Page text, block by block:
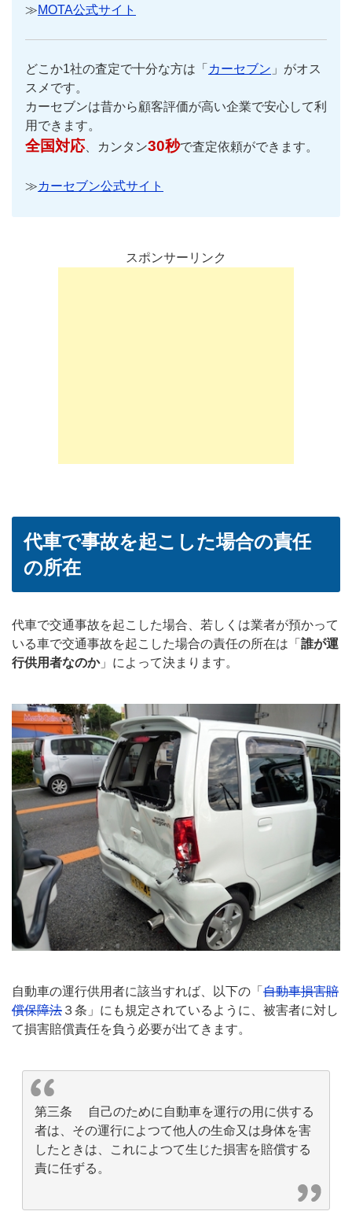
≫MOTA公式サイト
どこか1社の査定で十分な方は「 カーセブン 」がオス
スメです。
カーセブンは昔から顧客評価が高い企業で安心して利
用できます。
全国対応、カンタン30秒で査定依頼ができます。
≫カーセブン公式サイト
スポンサーリンク
代車で事故を起こした場合の責任
の所在
代車で交通事故を起こした場合、若しくは業者が預かって
いる車で交通事故を起こした場合の責任の所在は「 誰が運
行供用者なのか」によって決まります。
自動車の運行供用者に該当すれば、以下の「 自動車損害賠
償保障法 ３条」にも規定されているように、被害者に対し
て損害賠償責任を負う必要が出てきます。
第三条 自己のために自動車を運行の用に供する
者は、その運行によつて他人の生命又は身体を害
したときは、これによつて生じた損害を賠償する
責に任ずる。